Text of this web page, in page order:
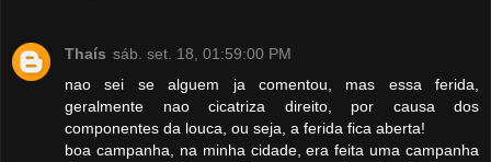
Thaís sáb. set. 18, 01:59:00 PM
nao sei se alguem ja comentou, mas essa ferida,
geralmente nao cicatriza direito, por causa dos
componentes da louca, ou seja, a ferida fica aberta!
boa campanha, na minha cidade, era feita uma campanha